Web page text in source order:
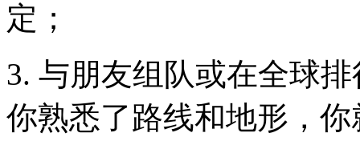
定；
3. 与朋友组队或在全球
你熟悉了路线和地形，